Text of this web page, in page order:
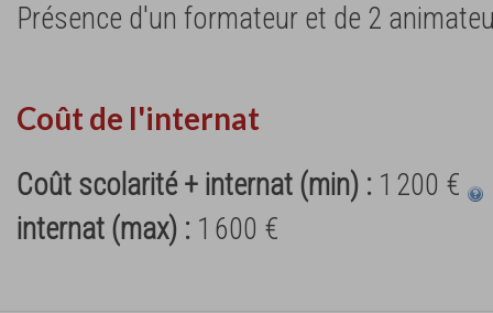
Présence d'un formateur et de 2
Coût de l'internat
Coût scolarité + internat (min) : 1 200 €
internat (max) : 1 600 €